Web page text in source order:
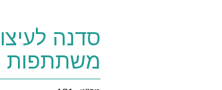
משתתפות